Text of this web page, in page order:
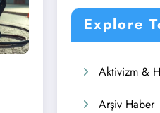
Evcil
Explore
Aktivizm &
Arşiv Haber